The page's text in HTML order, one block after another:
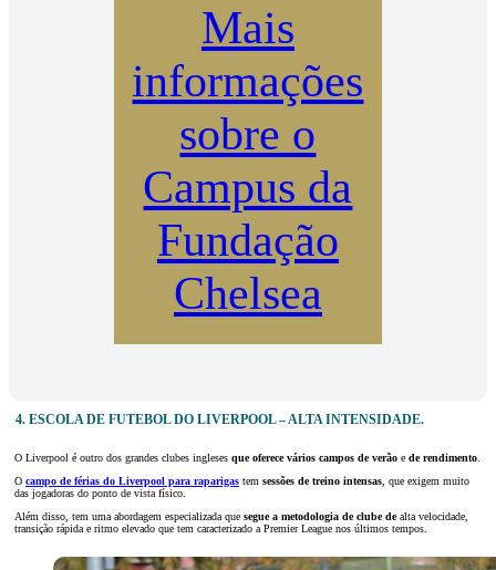
Mais
informações
sobre o
Campus da
Fundação
Chelsea
4. ESCOLA DE FUTEBOL DO LIVERPOOL – ALTA INTENSIDADE.
O Liverpool é outro dos grandes clubes ingleses que oferece vários campos de verão e de rendimento
O campo de férias do Liverpool para raparigas tem sessões de treino intensas , que exigem muito
das jogadoras do ponto de vista físico.
Além disso, tem uma abordagem especializada que segue a metodologia de clube dealta velocidade,
transição rápida e ritmo elevado que tem caracterizado a Premier League nos últimos tempos.